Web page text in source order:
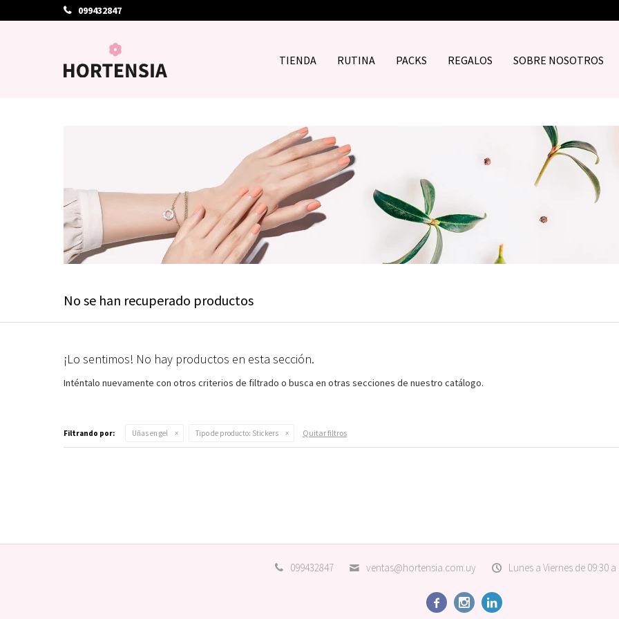
TIENDA RUTINA PACKS REGALOS SOBRE NOSOTROS
099432847
No se han recuperado productos
¡Lo sentimos! No hay productos en esta sección.
Inténtalo nuevamente con otros criterios de filtrado o busca en otras secciones de nuestro catálogo.
Filtrando por: Uñas en gel Tipo de producto: Stickers Quitar filtros
099432847 ventas@hortensia.com.uy Lunes a Viernes de 09:30 a
  